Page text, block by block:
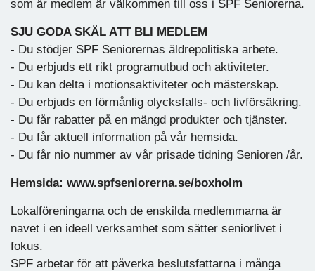
som är medlem är välkommen till oss i SPF Seniorerna.
SJU GODA SKÄL ATT BLI MEDLEM
- Du stödjer SPF Seniorernas äldrepolitiska arbete.
- Du erbjuds ett rikt programutbud och aktiviteter.
- Du kan delta i motionsaktiviteter och mästerskap.
- Du erbjuds en förmånlig olycksfalls- och livförsäkring.
- Du får rabatter på en mängd produkter och tjänster.
- Du får aktuell information på vår hemsida.
- Du får nio nummer av vår prisade tidning Senioren /år.
Hemsida: www.spfseniorerna.se/boxholm
Lokalföreningarna och de enskilda medlemmarna är
navet i en ideell verksamhet som sätter seniorlivet i
fokus.
SPF arbetar för att påverka beslutsfattarna i många